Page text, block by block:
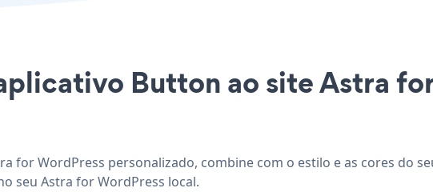
Button ao site Astra
for WordPress personalizado, combine com o estilo e as cores do
seu Astra for WordPress local.